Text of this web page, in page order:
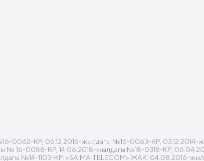
0062-КР, 06.12.2016-жылдагы №16-0063-КР, 03.12.2014-
№ 16-0088-КР, 14.06.2018-жылдагы №18-0318-КР,
№14-1103-КР. «SAIMA TELECOM» ЖАК: 04.08.2016-